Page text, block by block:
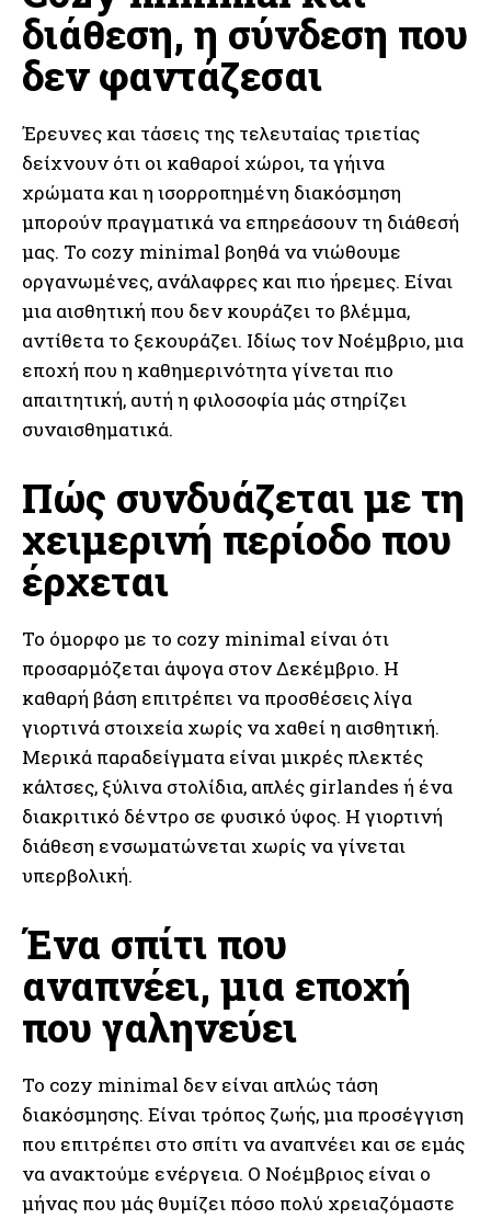
διάθεση, η σύνδεση που
δεν φαντάζεσαι
Έρευνες και τάσεις της τελευταίας τριετίας
δείχνουν ότι οι καθαροί χώροι, τα γήινα
χρώματα και η ισορροπημένη διακόσμηση
μπορούν πραγματικά να επηρεάσουν τη διάθεσή
μας. Το cozy minimal βοηθά να νιώθουμε
οργανωμένες, ανάλαφρες και πιο ήρεμες. Είναι
μια αισθητική που δεν κουράζει το βλέμμα,
αντίθετα το ξεκουράζει. Ιδίως τον Νοέμβριο, μια
εποχή που η καθημερινότητα γίνεται πιο
απαιτητική, αυτή η φιλοσοφία μάς στηρίζει
συναισθηματικά.
Πώς συνδυάζεται με τη
χειμερινή περίοδο που
έρχεται
Το όμορφο με το cozy minimal είναι ότι
προσαρμόζεται άψογα στον Δεκέμβριο. Η
καθαρή βάση επιτρέπει να προσθέσεις λίγα
γιορτινά στοιχεία χωρίς να χαθεί η αισθητική.
Μερικά παραδείγματα είναι μικρές πλεκτές
κάλτσες, ξύλινα στολίδια, απλές girlandes ή ένα
διακριτικό δέντρο σε φυσικό ύφος. Η γιορτινή
διάθεση ενσωματώνεται χωρίς να γίνεται
υπερβολική.
Ένα σπίτι που
αναπνέει, μια εποχή
που γαληνεύει
Το cozy minimal δεν είναι απλώς τάση
διακόσμησης. Είναι τρόπος ζωής, μια προσέγγιση
που επιτρέπει στο σπίτι να αναπνέει και σε εμάς
να ανακτούμε ενέργεια. Ο Νοέμβριος είναι ο
μήνας που μάς θυμίζει πόσο πολύ χρειαζόμαστε